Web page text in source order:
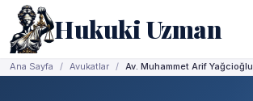
Hukuki Uzman
Ana Sayfa Avukatlar Av. Muhammet Arif Yağcioğlu